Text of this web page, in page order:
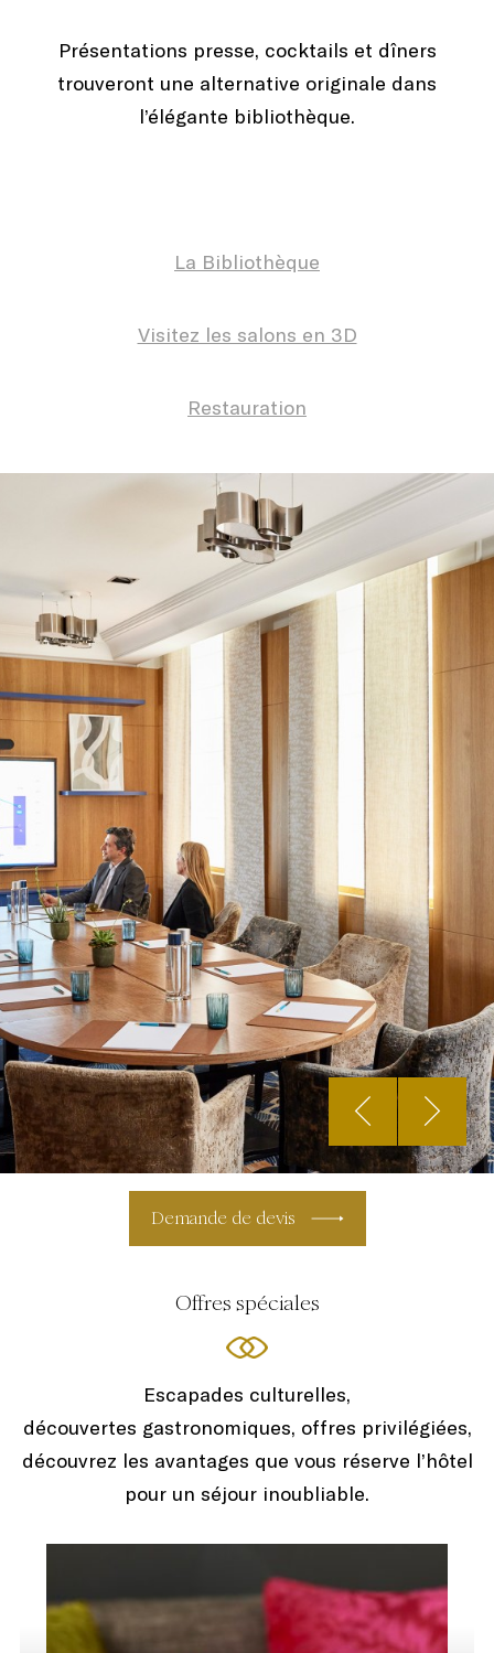
Présentations presse, cocktails et dîners
trouveront une alternative originale dans
l’élégante bibliothèque.
La Bibliothèque
Visitez les salons en 3D
Restauration
Demande de devis
Offres spéciales
Escapades culturelles,
découvertes gastronomiques, offres privilégiées,
découvrez les avantages que vous réserve l’hôtel
pour un séjour inoubliable.